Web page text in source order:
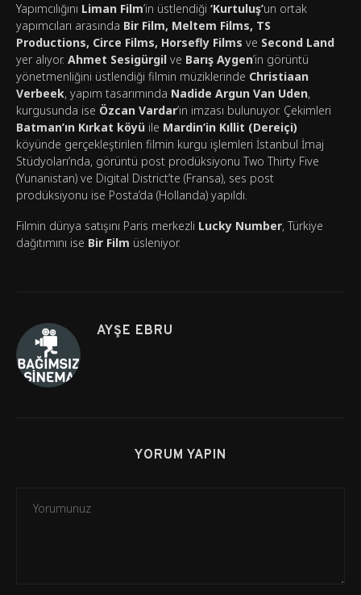
Yapımcılığını Liman Film’in üstlendiği ‘Kurtuluş’un ortak
yapımcıları arasında Bir Film, Meltem Films, TS
Productions, Circe Films, Horsefly Films ve Second Land
yer alıyor. Ahmet Sesigürgil ve Barış Aygen’in görüntü
yönetmenliğini üstlendiği filmin müziklerinde Christiaan
Verbeek, yapım tasarımında Nadide Argun Van Uden,
kurgusunda ise Özcan Vardar’ın imzası bulunuyor. Çekimleri
Batman’ın Kırkat köyü ile Mardin’in Kıllit (Dereiçi)
köyünde gerçekleştirilen filmin kurgu işlemleri İstanbul İmaj
Stüdyoları’nda, görüntü post prodüksiyonu Two Thirty Five
(Yunanistan) ve Digital District’te (Fransa), ses post
prodüksiyonu ise Posta’da (Hollanda) yapıldı.
Filmin dünya satışını Paris merkezli Lucky Number, Türkiye
dağıtımını ise Bir Film üsleniyor.
AYŞE EBRU
YORUM YAPIN